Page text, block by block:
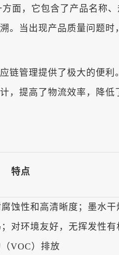
面，它包含了产品名称
。当出现产品质量问题
链管理提供了极大的便
提高了物流效率，降
特点
蚀性和高清晰度；墨水干
对环境友好，无挥发性有
VOC）排放